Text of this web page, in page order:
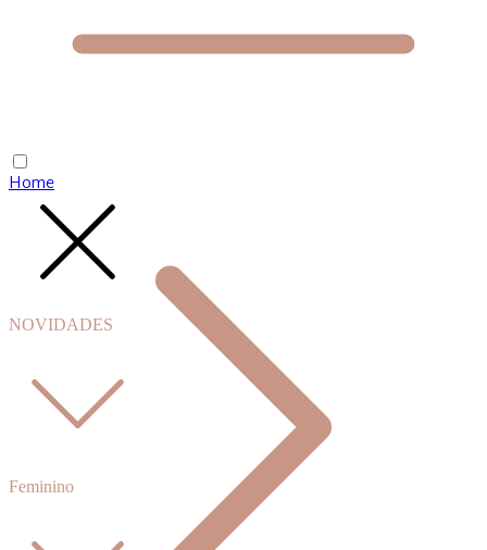
NOVIDADES
Feminino
Home